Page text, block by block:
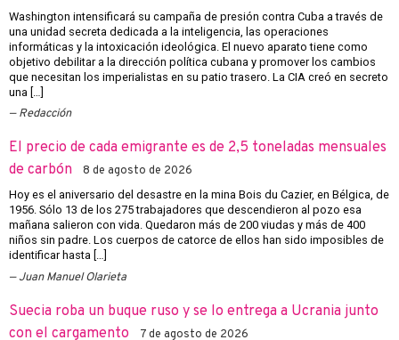
Washington intensificará su campaña de presión contra Cuba a través de
una unidad secreta dedicada a la inteligencia, las operaciones
informáticas y la intoxicación ideológica. El nuevo aparato tiene como
objetivo debilitar a la dirección política cubana y promover los cambios
que necesitan los imperialistas en su patio trasero. La CIA creó en secreto
una […]
Redacción
El precio de cada emigrante es de 2,5 toneladas mensuales
de carbón
8 de agosto de 2026
Hoy es el aniversario del desastre en la mina Bois du Cazier, en Bélgica, de
1956. Sólo 13 de los 275 trabajadores que descendieron al pozo esa
mañana salieron con vida. Quedaron más de 200 viudas y más de 400
niños sin padre. Los cuerpos de catorce de ellos han sido imposibles de
identificar hasta […]
Juan Manuel Olarieta
Suecia roba un buque ruso y se lo entrega a Ucrania junto
con el cargamento
7 de agosto de 2026